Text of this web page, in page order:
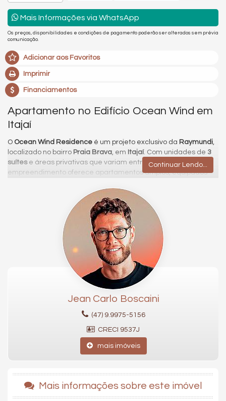
Mais Informações via WhatsApp
Os preços, disponibilidades e condições de pagamento poderão ser alterados sem prévia
comunicação.
Adicionar aos Favoritos
Imprimir
Financiamentos
Apartamento no Edifício Ocean Wind em
Itajaí
O Ocean Wind Residence é um projeto exclusivo da Raymundi,
localizado no bairro Praia Brava, em Itajaí. Com unidades de 3
suítese áreas privativas que variam entre 136 m² e 168 m², o
empreendimento oferece apartamentos amplos, equipados
natural e ventilação cruzada.
Os diferenciais incluem ambientes integrados como a cozinha
e a sala de estar, sacadas com churrasqueira a carvão e vista
panorâmica para o mar, suítes com espaço para closet, hobby
box e opções de 2 ou 3 vagas na garagem. A infraestrutura
contempla preparação para ar-condicionado, aspiração
central e automação no living, assegurando conforto e
tecnologia. Além disso, sua localização estratégica coloca você
próximo a mercados, lojas, restaurantes e escolas.
Nas áreas comuns, o Ocean Wind Residence
oferece 2
Piscinas adulto e infantil, além de uma piscina aquecida;
Playground e brinquedoteca para as crianças;
Spa e sauna para momentos de relaxamento;
Dois salões de festas e um espaço gourmet ideal para
receber convidados;
160,61² de área privativa
Continuar Lendo...
Jean Carlo Boscaini
(47) 9.9975-5156
CRECI 9537J
mais imóveis
Mais informações sobre este imóvel